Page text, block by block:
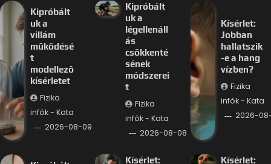
Kipróbált
uk a
villám
működésé
t
modellező
kísérletet
Fizika
infók - Kata
2026-08-09
Kipróbált
uk a
légellenáll
ás
csökkenté
sének
módszerei
t
Fizika
infók - Kata
2026-08-08
Kísérlet:
Jobban
hallatszik
-e a hang
vízben?
Fizika
infók - Kata
2026-
Kísérlet: Kísérlet: